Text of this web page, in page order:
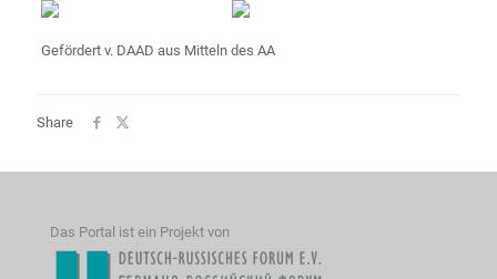
Gefördert v. DAAD aus Mitteln des AA
Share
Das Portal ist ein Projekt von